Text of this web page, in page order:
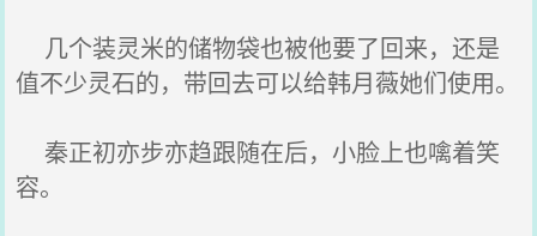
几个装灵米的储物袋也被他要了回来，还是
值不少灵石的，带回去可以给韩月薇她们使用。
秦正初亦步亦趋跟随在后，小脸上也噙着笑
容。